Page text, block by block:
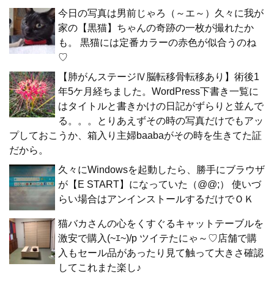
今日の写真は男前じゃろ（～エ～）久々に我が
家の【黒猫】ちゃんの奇跡の一枚が撮れたか
も。 黒猫には定番カラーの赤色が似合うのね
♡
【肺がんステージⅣ脳転移骨転移あり】術後1
年5ケ月経ちました。WordPress下書き一覧に
はタイトルと書きかけの日記がずらりと並んで
る。。。とりあえずその時の写真だけでもアッ
プしておこうか、箱入り主婦baabaがその時を生きてた証
だから。
久々にWindowsを起動したら、勝手にブラウザ
が【E START】になっていた（@@;） 使いづ
らい場合はアンインストールするだけでＯＫ
猫バカさんの心をくすぐるキャットテーブルを
激安で購入(~ｴ~)/p ツイテたにゃ～♡店舗で購
入もセール品があったり見て触って大きさ確認
してこれまた楽し♪